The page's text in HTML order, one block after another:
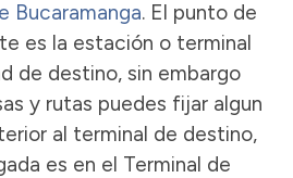
Bucaramanga. El punto de
es la estación o terminal
de destino, sin embargo
y rutas puedes fijar algun
al terminal de destino,
es en el Terminal de